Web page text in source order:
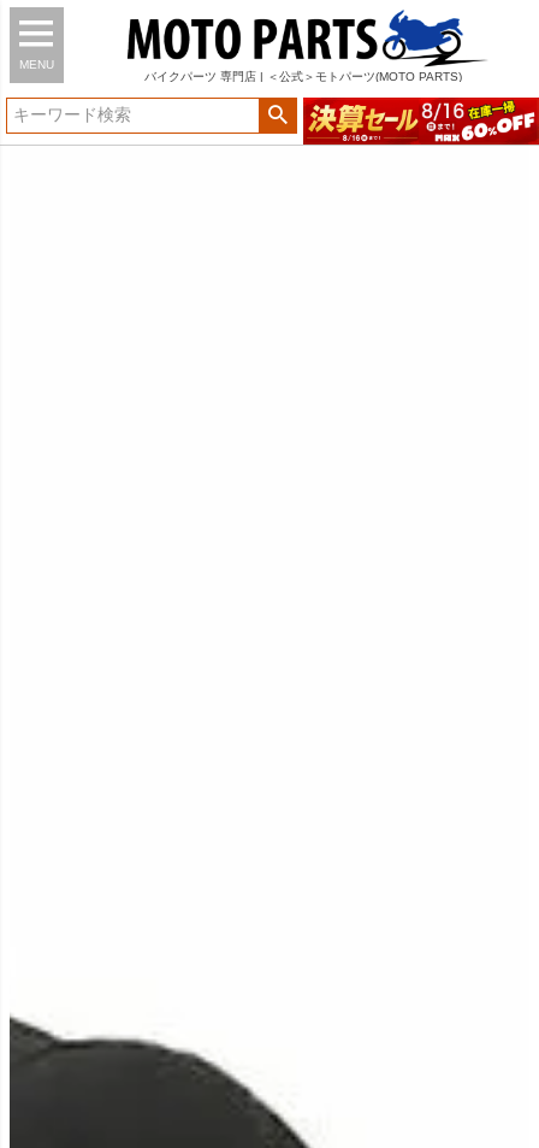
MENU
バイク パーツ 専門店 | ＜公式＞モトパーツ(MOTO PARTS)